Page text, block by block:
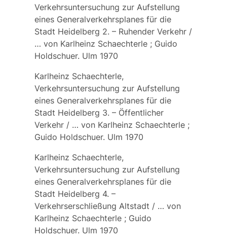
Verkehrsuntersuchung zur Aufstellung
eines Generalverkehrsplanes für die
Stadt Heidelberg 2. – Ruhender Verkehr /
… von Karlheinz Schaechterle ; Guido
Holdschuer. Ulm 1970
Karlheinz Schaechterle,
Verkehrsuntersuchung zur Aufstellung
eines Generalverkehrsplanes für die
Stadt Heidelberg 3. – Öffentlicher
Verkehr / … von Karlheinz Schaechterle ;
Guido Holdschuer. Ulm 1970
Karlheinz Schaechterle,
Verkehrsuntersuchung zur Aufstellung
eines Generalverkehrsplanes für die
Stadt Heidelberg 4. –
Verkehrserschließung Altstadt / … von
Karlheinz Schaechterle ; Guido
Holdschuer. Ulm 1970